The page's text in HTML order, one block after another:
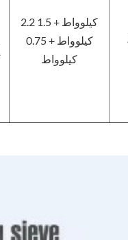
2.2 كيلوواط + 1.5
كيلوواط + 0.75
كيلوواط